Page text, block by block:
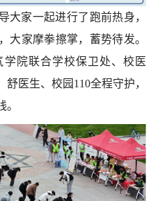
大家一起进行了 跑前热身，
大家摩拳擦掌，蓄势待发。
学院联合学校保卫处、校医
舒医生、 校园 110全程守护，